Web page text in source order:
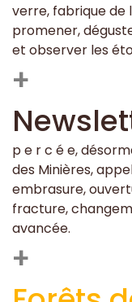
verre, fabrique de
promener,
et observer les
+
p e r c é e,
des Minières,
embrasure,
fracture,
avancée.
+